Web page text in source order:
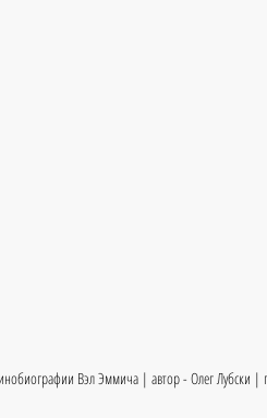
Вэл Эммича | автор - Олег Лубски |